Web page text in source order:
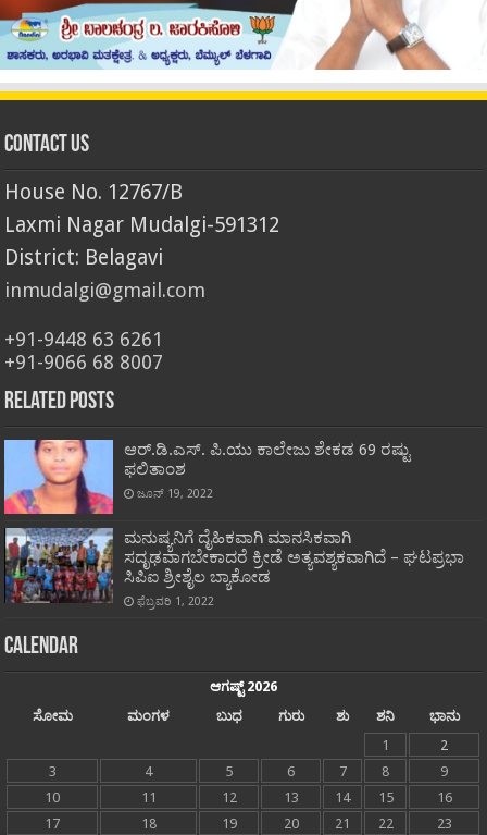
Contact Us
House No. 12767/B
Laxmi Nagar Mudalgi-591312
District: Belagavi
inmudalgi@gmail.com
+91-9448 63 6261
+91-9066 68 8007
Related Posts
ಆರ್.ಡಿ.ಎಸ್. ಪಿ.ಯು ಕಾಲೇಜು ಶೇಕಡ 69 ರಷ್ಟು
ಫಲಿತಾಂಶ
ಜೂನ್ 19, 2022
ಮನುಷ್ಯನಿಗೆ ದೈಹಿಕವಾಗಿ ಮಾನಸಿಕವಾಗಿ
ಸದೃಢವಾಗಬೇಕಾದರೆ ಕ್ರೀಡೆ ಅತ್ಯವಶ್ಯಕವಾಗಿದೆ – ಘಟಪ್ರಭಾ
ಸಿಪಿಐ ಶ್ರೀಶೈಲ ಬ್ಯಾಕೋಡ
ಫೆಬ್ರವರಿ 1, 2022
Calendar
ಆಗಷ್ಟ್ 2026
ಸೋಮ
ಮಂಗಳ ಬುಧ ಗುರು ಶು ಶನಿ
ಭಾನು
1
2
3
4 5 6 7 8
9
10
11 12 13 14 15
16
17
18 19 20 21 22 23